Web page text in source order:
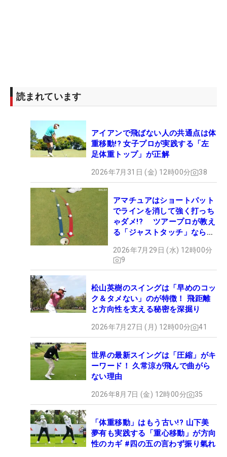
読まれています
アイアンで飛ばない人の共通点は体
重移動!? 女子プロが実践する「左
足体重トップ」が正解
2026年7月31日 (金) 12時00分 38
アマチュアはショートパット
でラインを消して強く打っち
ゃダメ!? ツアープロが教え
る「ジャストタッチ」なら3
2026年7月29日 (水) 12時00分
9
松山英樹のスイングは「早めのコッ
ク＆タメない」のが特徴！ 飛距離
と方向性を支える秘密を深掘り
2026年7月27日 (月) 12時00分 41
世界の最新スイングは「圧縮」がキ
ーワード！ 久常涼が飛んで曲がら
ない理由
2026年8月7日 (金) 12時00分 35
「体重移動」はもう古い!? 山下美
夢有も実践する「重心移動」が方向
性のカギ #四の五の言わず振り氣れ